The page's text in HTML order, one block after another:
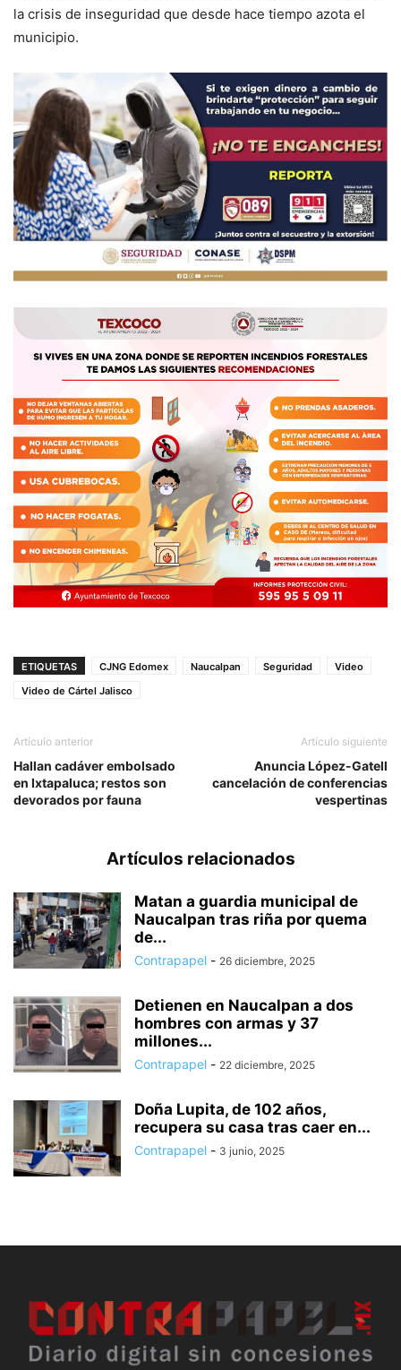
la crisis de inseguridad que desde hace tiempo azota el
municipio.
ETIQUETAS CJNG Edomex Naucalpan Seguridad
Video
Video de Cártel Jalisco
Artículo anterior
Hallan cadáver embolsado
en Ixtapaluca; restos son
devorados por fauna
Artículo siguiente
Anuncia López-Gatell
cancelación de conferencias
vespertinas
Artículos relacionados
Matan a guardia municipal de
Naucalpan tras riña por quema
de...
Contrapapel - 26 diciembre, 2025
Detienen en Naucalpan a dos
hombres con armas y 37
millones...
Contrapapel - 22 diciembre, 2025
Doña Lupita, de 102 años,
recupera su casa tras caer en...
Contrapapel - 3 junio, 2025